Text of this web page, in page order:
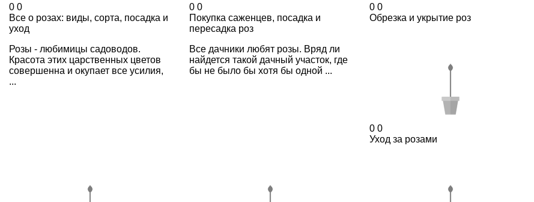
0 0
Все о розах: виды, сорта, посадка и
уход
Розы - любимицы садоводов.
Красота этих царственных цветов
совершенна и окупает все усилия,
...
0 0
Покупка саженцев, посадка и
пересадка роз
Все дачники любят розы. Вряд ли
найдется такой дачный участок, где
бы не было бы хотя бы одной ...
0 0
Обрезка и укрытие роз
0 0
Уход за розами